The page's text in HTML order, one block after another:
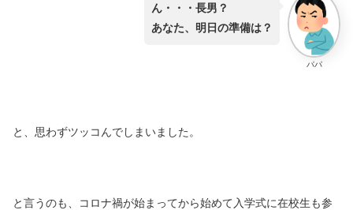
パパ
ん・・・長男？
あなた、明日の準備は？
と、思わずツッコんでしまいました。
と言うのも、コロナ禍が始まってから始めて入学式に在校生も参